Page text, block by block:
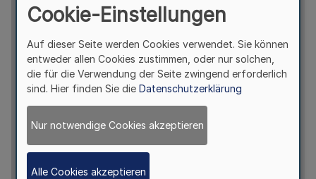
Cookie-Einstellungen
Auf dieser Seite werden Cookies verwendet. Sie können
entweder allen Cookies zustimmen, oder nur solchen,
die für die Verwendung der Seite zwingend erforderlich
sind. Hier finden Sie die Datenschutzerklärung
Nur notwendige Cookies akzeptieren
Alle Cookies akzeptieren